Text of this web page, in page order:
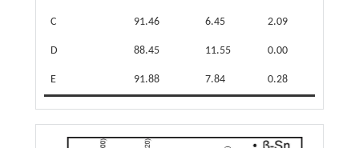
C 91.46 6.45 2.09
D 88.45 11.55 0.00
E 91.88 7.84 0.28